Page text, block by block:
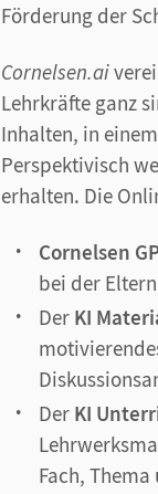
Förderung der
Cornelsen.ai
Lehrkräfte ganz
Inhalten, in
Perspektivisch
erhalten. Die
Cornelsen
bei der
Der KI
Der KI
Fach,